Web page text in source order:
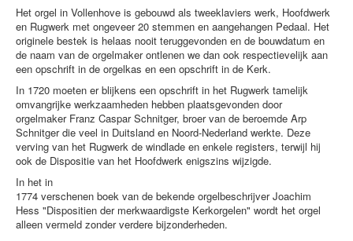
Het orgel in Vollenhove is gebouwd als tweeklaviers werk, Hoofdwerk
en Rugwerk met ongeveer 20 stemmen en aangehangen Pedaal. Het
originele bestek is helaas nooit teruggevonden en de bouwdatum en
de naam van de orgelmaker ontlenen we dan ook respectievelijk aan
een opschrift in de orgelkas en een opschrift in de Kerk.
In 1720 moeten er blijkens een opschrift in het Rugwerk tamelijk
omvangrijke werkzaamheden hebben plaatsgevonden door
orgelmaker Franz Caspar Schnitger, broer van de beroemde Arp
Schnitger die veel in Duitsland en Noord-Nederland werkte. Deze
verving van het Rugwerk de windlade en enkele registers, terwijl hij
ook de Dispositie van het Hoofdwerk enigszins wijzigde.
In het in
1774 verschenen boek van de bekende orgelbeschrijver Joachim
Hess "Dispositien der merkwaardigste Kerkorgelen" wordt het orgel
alleen vermeld zonder verdere bijzonderheden.